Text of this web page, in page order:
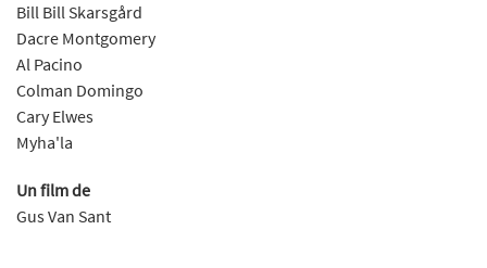
Bill Bill Skarsgård
Dacre Montgomery
Al Pacino
Colman Domingo
Cary Elwes
Myha'la
Un film de
Gus Van Sant